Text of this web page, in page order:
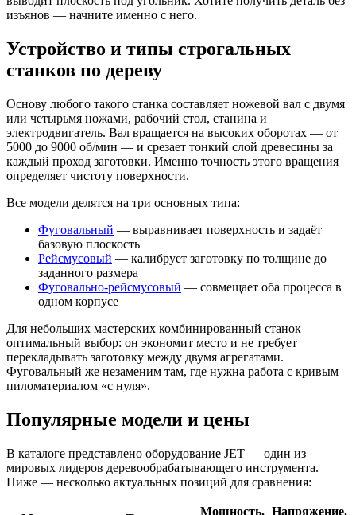
изъянов — начните именно с него.
Устройство и типы строгальных
станков по дереву
Основу любого такого станка составляет ножевой вал с двумя
или четырьмя ножами, рабочий стол, станина и
электродвигатель. Вал вращается на высоких оборотах — от
5000 до 9000 об/мин — и срезает тонкий слой древесины за
каждый проход заготовки. Именно точность этого вращения
определяет чистоту поверхности.
Все модели делятся на три основных типа:
Фуговальный — выравнивает поверхность и задаёт
базовую плоскость
Рейсмусовый — калибрует заготовку по толщине до
заданного размера
Фуговально-рейсмусовый — совмещает оба процесса в
одном корпусе
Для небольших мастерских комбинированный станок —
оптимальный выбор: он экономит место и не требует
перекладывать заготовку между двумя агрегатами.
Фуговальный же незаменим там, где нужна работа с кривым
пиломатериалом «с нуля».
Популярные модели и цены
В каталоге представлено оборудование JET — один из
мировых лидеров деревообрабатывающего инструмента.
Ниже — несколько актуальных позиций для сравнения:
Мощность, Напряжение,